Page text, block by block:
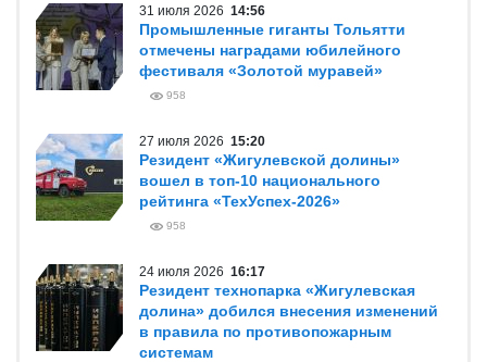
31 июля 2026 14:56
Промышленные гиганты Тольятти
отмечены наградами юбилейного
фестиваля «Золотой муравей»
958
27 июля 2026 15:20
Резидент «Жигулевской долины»
вошел в топ-10 национального
рейтинга «ТехУспех-2026»
958
24 июля 2026 16:17
Резидент технопарка «Жигулевская
долина» добился внесения изменений
в правила по противопожарным
системам